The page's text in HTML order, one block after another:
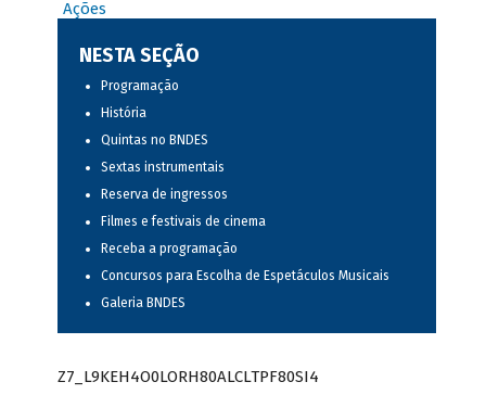
Ações
NESTA SEÇÃO
Programação
História
Quintas no BNDES
Sextas instrumentais
Reserva de ingressos
Filmes e festivais de cinema
Receba a programação
Concursos para Escolha de Espetáculos Musicais
Galeria BNDES
Z7_L9KEH4O0LORH80ALCLTPF80SI4